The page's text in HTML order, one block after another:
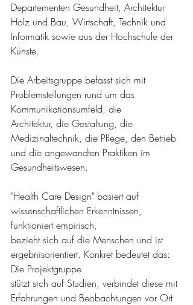
Departementen Gesundheit, Architektur
Holz und Bau, Wirtschaft, Technik und
Informatik sowie aus der Hochschule der
Künste.
Die Arbeitsgruppe befasst sich mit
Problemstellungen rund um das
Kommunikationsumfeld, die
Architektur, die Gestaltung, die
Medizinaltechnik, die Pflege, den Betrieb
und die angewandten Praktiken im
Gesundheitswesen.
"Health Care Design" basiert auf
wissenschaftlichen Erkenntnissen,
funktioniert empirisch,
bezieht sich auf die Menschen und ist
ergebnisorientiert. Konkret bedeutet das:
Die Projektgruppe
stützt sich auf Studien, verbindet diese mit
Erfahrungen und Beobachtungen vor Ort